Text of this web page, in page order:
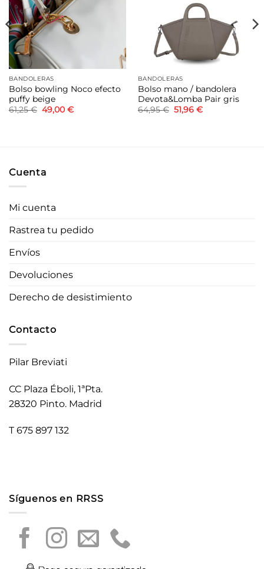
BANDOLERAS
Bolso bowling Noco efecto
puffy beige
61,25€ El
precio
49,00 €El
BANDOLERAS
Bolso mano / bandolera
Devota&Lomba Pair gris
64,95€ El
precio
51,96 €El
Cuenta
Mi cuenta
Rastrea tu pedido
Envíos
Devoluciones
Derecho de desistimiento
Contacto
Pilar Breviati
CC Plaza Éboli, 1ªPta.
28320 Pinto. Madrid
T 675 897 132
Síguenos en RRSS